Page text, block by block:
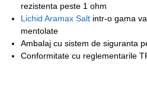
rezistenta peste 1 ohm
Lichid Aramax Salt intr-o gama
mentolate
Ambalaj cu sistem de siguranta
Conformitate cu reglementarile